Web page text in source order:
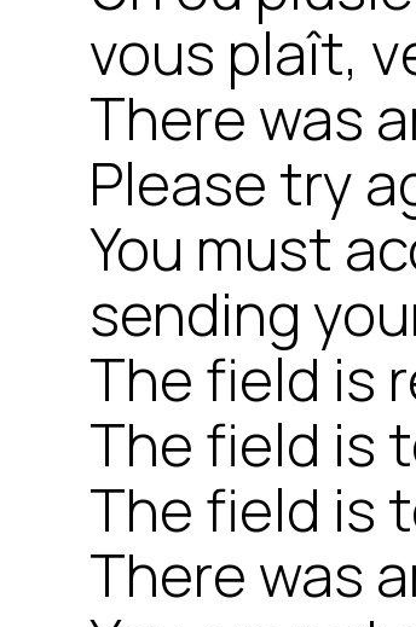
vous plaît,
There was
Please try
You must
sending
The field is
The field is
The field is
There was